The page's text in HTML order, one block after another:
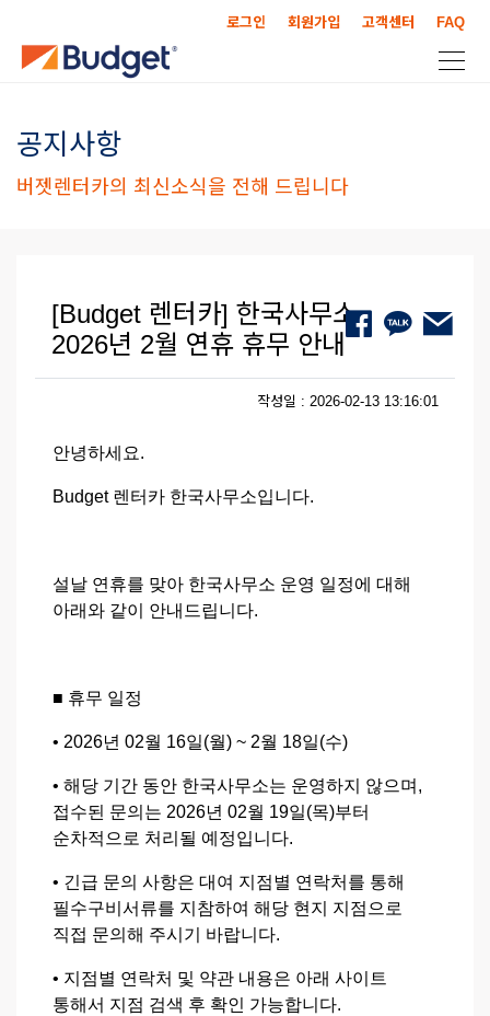
로그인 회원가입 고객센터 FAQ
공지사항
버젯렌터카의 최신소식을 전해 드립니다
[Budget 렌터카] 한국사무소
2026년 2월 연휴 휴무 안내
작성일 : 2026-02-13 13:16:01
안녕하세요.
Budget 렌터카 한국사무소입니다.
설날 연휴를 맞아 한국사무소 운영 일정에 대해
아래와 같이 안내드립니다.
■ 휴무 일정
• 2026년 02월 16일(월) ~ 2월 18일(수)
• 해당 기간 동안 한국사무소는 운영하지 않으며,
접수된 문의는 2026년 02월 19일(목)부터
순차적으로 처리될 예정입니다.
• 긴급 문의 사항은 대여 지점별 연락처를 통해
필수구비서류를 지참하여 해당 현지 지점으로
직접 문의해 주시기 바랍니다.
• 지점별 연락처 및 약관 내용은 아래 사이트
통해서 지점 검색 후 확인 가능합니다.